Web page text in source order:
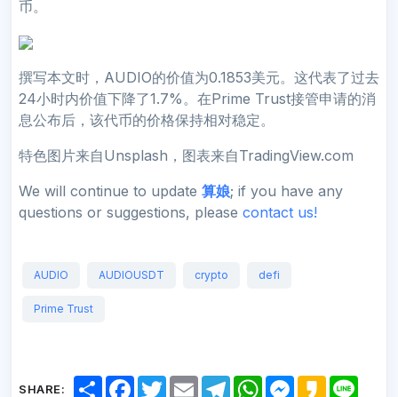
币。
撰写本文时，AUDIO的价值为0.1853美元。这代表了过去
24小时内价值下降了1.7%。在Prime Trust接管申请的消
息公布后，该代币的价格保持相对稳定。
特色图片来自Unsplash，图表来自TradingView.com
We will continue to update 算娘; if you have any
questions or suggestions, please contact us!
AUDIO AUDIOUSDT crypto defi
Prime Trust
SHARE:
S
F
T
E
T
W
M
K